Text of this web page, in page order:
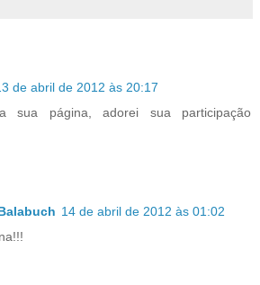
de abril de 2012 às 20:17
sua página, adorei sua participação
14 de abril de 2012 às 01:02